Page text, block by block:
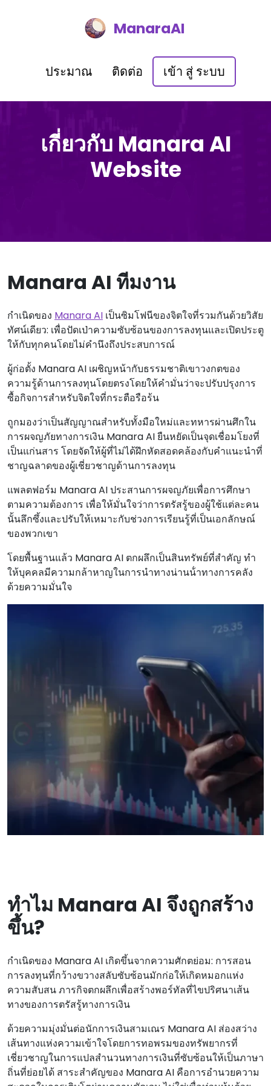
ManaraAI
ประมาณ ติดต่อ เข้า สู่ ระบบ
เกี่ยวกับ Manara AI
Website
Manara AI ทีมงาน
กําเนิดของ Manara AI เป็นซิมโฟนีของจิตใจที่รวมกันด้วยวิสัย
ทัศน์เดียว: เพื่อปัดเป่าความซับซ้อนของการลงทุนและเปิดประตู
ให้กับทุกคนโดยไม่คํานึงถึงประสบการณ์
ผู้ก่อตั้ง Manara AI เผชิญหน้ากับธรรมชาติเขาวงกตของ
ความรู้ด้านการลงทุนโดยตรงโดยให้คํามั่นว่าจะปรับปรุงการ
ซื้อกิจการสําหรับจิตใจที่กระตือรือร้น
ถูกมองว่าเป็นสัญญาณสําหรับทั้งมือใหม่และทหารผ่านศึกใน
การผจญภัยทางการเงิน Manara AI ยืนหยัดเป็นจุดเชื่อมโยงที่
เป็นแก่นสาร โดยจัดให้ผู้ที่ไม่ได้ฝึกหัดสอดคล้องกับคําแนะนําที่
ชาญฉลาดของผู้เชี่ยวชาญด้านการลงทุน
แพลตฟอร์ม Manara AI ประสานการผจญภัยเพื่อการศึกษา
ตามความต้องการ เพื่อให้มั่นใจว่าการตรัสรู้ของผู้ใช้แต่ละคน
นั้นลึกซึ้งและปรับให้เหมาะกับช่วงการเรียนรู้ที่เป็นเอกลักษณ์
ของพวกเขา
โดยพื้นฐานแล้ว Manara AI ตกผลึกเป็นสินทรัพย์ที่สําคัญ ทํา
ให้บุคคลมีความกล้าหาญในการนําทางน่านน้ําทางการคลัง
ด้วยความมั่นใจ
ทําไม Manara AI จึงถูกสร้าง
ขึ้น?
กําเนิดของ Manara AI เกิดขึ้นจากความศักตย่อม: การสอน
การลงทุนที่กว้างขวางสลับซับซ้อนมักก่อให้เกิดหมอกแห่ง
ความสับสน ภารกิจตกผลึกเพื่อสร้างพอร์ทัลที่ไขปริศนาเส้น
ทางของการตรัสรู้ทางการเงิน
ด้วยความมุ่งมั่นต่อนักการเงินสามเณร Manara AI ส่องสว่าง
เส้นทางแห่งความเข้าใจโดยการทอพรมของทรัพยากรที่
เชี่ยวชาญในการแปลสํานวนทางการเงินที่ซับซ้อนให้เป็นภาษา
ถิ่นที่ย่อยได้ สาระสําคัญของ Manara AI คือการอํานวยความ